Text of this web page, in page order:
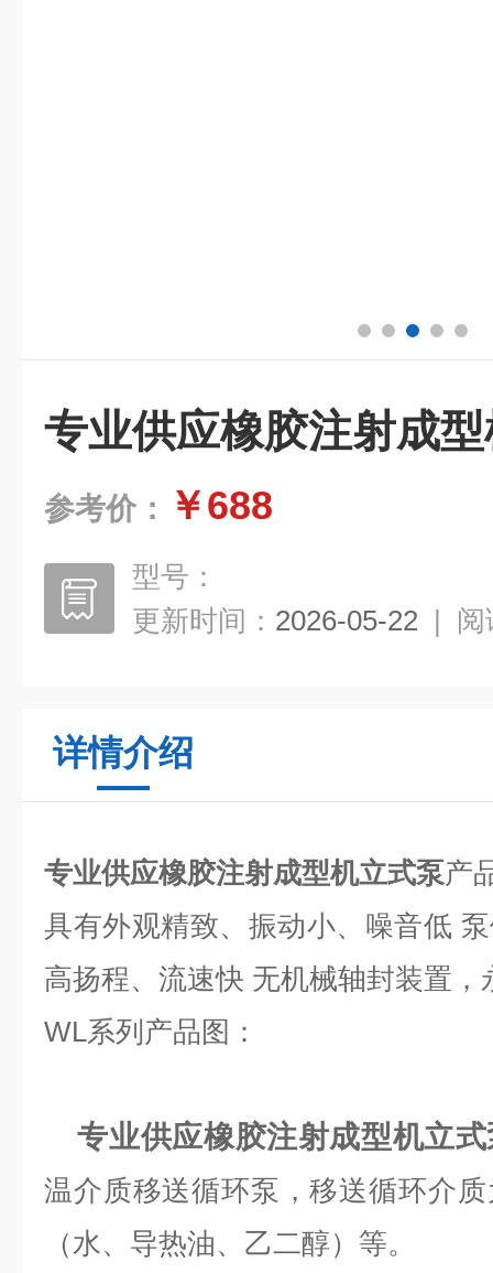
专业供应橡胶注射成
参考价： ￥688
型号：
更新时间： 2026-05-22 | 阅
详情介绍
专业供应橡胶注射成型机立式泵产
具有外观精致、振动小、噪音低
高扬程、流速快 无机械轴封装置，
WL系列产品图：
专业供应橡胶注射成型机立
温介质移送循环泵，移送循环介
（水、导热油、乙二醇）等。